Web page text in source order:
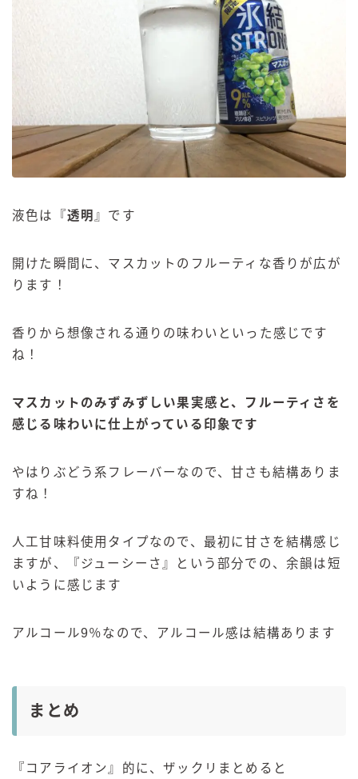
液色は『透明 』です
開けた瞬間に、マスカットのフルーティな香りが広が
ります！
香りから想像される通りの味わいといった感じです
ね！
マスカットのみずみずしい果実感と、フルーティさを
感じる味わいに仕上がっている印象です
やはりぶどう系フレーバーなので、甘さも結構ありま
すね！
人工甘味料使用タイプなので、最初に甘さを結構感じ
ますが、『ジューシーさ』という部分での、余韻は短
いように感じます
アルコール9％なので、アルコール感は結構あります
まとめ
『コアライオン』的に、ザックリまとめると